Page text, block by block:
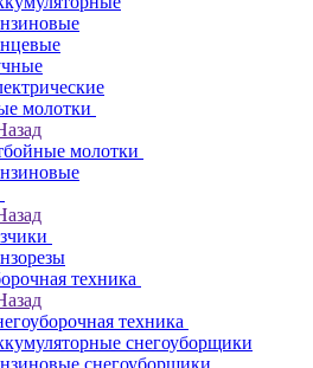
молотки
молотки
техника
техника
снегоуборщики
снегоуборщики